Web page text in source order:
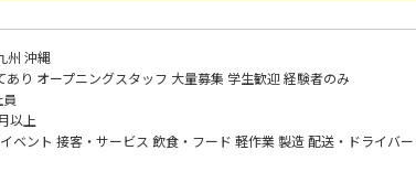
州 沖縄
あり オープニングスタッフ 大量募集 学生歓迎経験者のみ
以上
イベント 接客・サービス 飲食・フード 軽作業製造配送・ドライバー